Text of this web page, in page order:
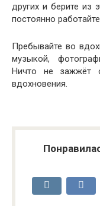
других и берите из
постоянно
Пребывайте во
музыкой,
Ничто не зажжёт
вдохновения.